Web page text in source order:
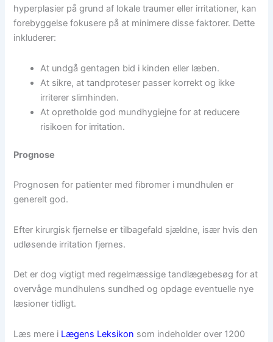
hyperplasier på grund af lokale traumer eller irritationer, kan
forebyggelse fokusere på at minimere disse faktorer. Dette
inkluderer:
At undgå gentagen bid i kinden eller læben.
At sikre, at tandproteser passer korrekt og ikke
irriterer slimhinden.
At opretholde god mundhygiejne for at reducere
risikoen for irritation.
Prognose
Prognosen for patienter med fibromer i mundhulen er
generelt god.
Efter kirurgisk fjernelse er tilbagefald sjældne, især hvis den
udløsende irritation fjernes.
Det er dog vigtigt med regelmæssige tandlægebesøg for at
overvåge mundhulens sundhed og opdage eventuelle nye
læsioner tidligt.
Læs mere i Lægens Leksikon som indeholder over 1200